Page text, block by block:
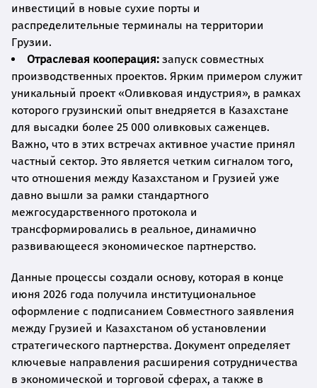
инвестиций в новые сухие порты и
распределительные терминалы на территории
Грузии.
Отраслевая кооперация: запуск совместных
производственных проектов. Ярким примером служит
уникальный проект «Оливковая индустрия», в рамках
которого грузинский опыт внедряется в Казахстане
для высадки более 25 000 оливковых саженцев.
Важно, что в этих встречах активное участие принял
частный сектор. Это является четким сигналом того,
что отношения между Казахстаном и Грузией уже
давно вышли за рамки стандартного
межгосударственного протокола и
трансформировались в реальное, динамично
развивающееся экономическое партнерство.
Данные процессы создали основу, которая в конце
июня 2026 года получила институциональное
оформление с подписанием Совместного заявления
между Грузией и Казахстаном об установлении
стратегического партнерства. Документ определяет
ключевые направления расширения сотрудничества
в экономической и торговой сферах, а также в